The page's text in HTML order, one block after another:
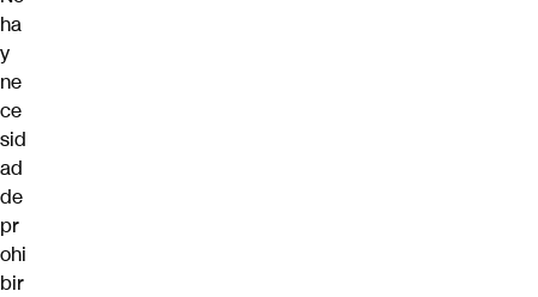
ha
y
ne
ce
sid
ad
de
pr
ohi
bir